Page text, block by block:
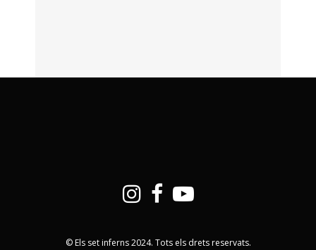
© Els set inferns 2024. Tots els drets reservats.